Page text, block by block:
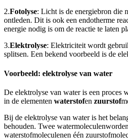
2.Fotolyse: Licht is de energiebron die
ontleden. Dit is ook een endotherme
energie nodig is om de reactie te laten
3.Elektrolyse: Elektriciteit wordt
splitsen. Een bekend voorbeeld is de
Voorbeeld: elektrolyse van water
De elektrolyse van water is een proces
in de elementen waterstofen zuurstof
Bij de elektrolyse van water is het
behouden. Twee watermoleculen
waterstofmoleculenen één